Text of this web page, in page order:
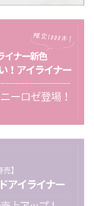
する際は横向きで保
、問題はございませ
ど
性が高いため、必ず